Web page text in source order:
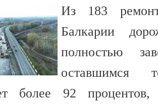
Из 183
Балкарии
полностью
оставшимся
более 92